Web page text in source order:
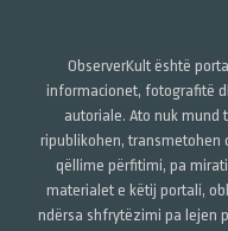
ObserverKult është
informacionet, fotografitë
autoriale. Ato nuk mund
ripublikohen, transmetohen
qëllime përfitimi, pa
materialet e këtij portali,
ndërsa shfrytëzimi pa lejen